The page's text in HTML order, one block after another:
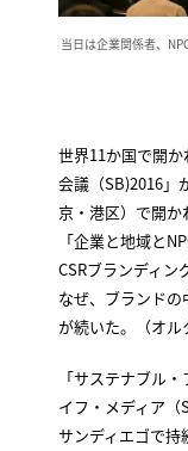
当日は企業関係者、
世界11か国で開
会議（SB)2016」
京・港区）で開か
「企業と地域と
CSRブランディ
なぜ、ブランド
が続いた。（オル
「サステナブル
イフ・メディア（
サンディエゴで持